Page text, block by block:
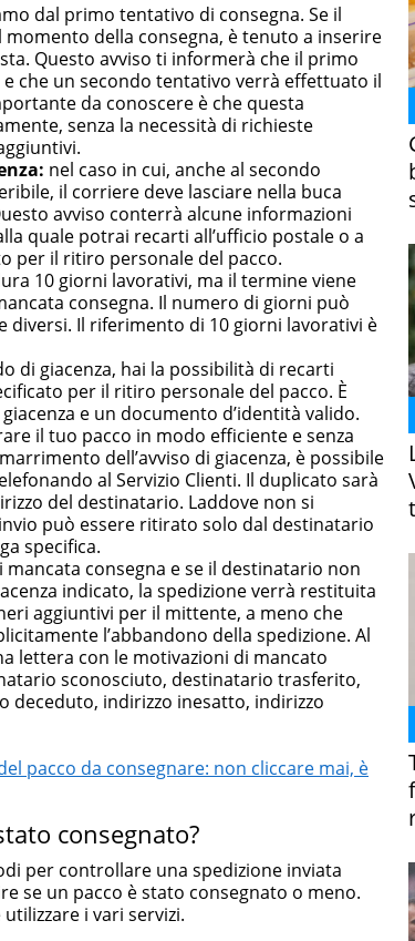
dal primo tentativo di consegna. Se il
della consegna, è tenuto a inserire
Questo avviso ti informerà che il primo
che un secondo tentativo verrà effettuato il
da conoscere è che questa
senza la necessità di richieste
nel caso in cui, anche al secondo
il corriere deve lasciare nella buca
avviso conterrà alcune informazioni
quale potrai recarti all’ufficio postale o a
per il ritiro personale del pacco.
10 giorni lavorativi, ma il termine viene
consegna. Il numero di giorni può
diversi. Il riferimento di 10 giorni lavorativi è
di giacenza, hai la possibilità di recarti
per il ritiro personale del pacco. È
e un documento d’identità valido.
il tuo pacco in modo efficiente e senza
dell’avviso di giacenza, è possibile
al Servizio Clienti. Il duplicato sarà
del destinatario. Laddove non si
può essere ritirato solo dal destinatario
specifica.
mancata consegna e se il destinatario non
indicato, la spedizione verrà restituita
aggiuntivi per il mittente, a meno che
l’abbandono della spedizione. Al
lettera con le motivazioni di mancato
sconosciuto, destinatario trasferito,
indirizzo inesatto, indirizzo
pacco da consegnare: non cliccare mai, è
consegnato?
per controllare una spedizione inviata
se un pacco è stato consegnato o meno.
i vari servizi.